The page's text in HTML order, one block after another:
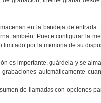
en la bandeja de
también. Puede configurar la
limitado por la memoria de su
es importante, guárdela y se
automáticamente
de llamadas con opciones